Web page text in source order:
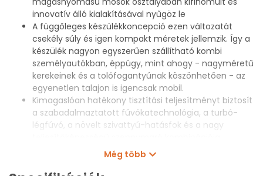
innovatív álló kialakításával nyűgöz le
A függőleges készülékkoncepció ezen változatát
csekély súly és igen kompakt méretek jellemzik. Így a
készülék nagyon egyszerűen szállítható kombi
személyautókban, éppúgy, mint ahogy - nagyméretű
kerekeinek és a tolófogantyúnak köszönhetően - az
egyenetlen talajon is igencsak mobil.
Kimagaslóan hatékony tisztítási teljesítményt biztosít
a szabadalmaztatott fúvókatechnológia, a turbó-
légfúvó, a növelt szivattyú-hatásfok és a nagy
Kényelmes munkavégzést tesz lehetővé
az EASY!Force magasnyomású pisztoly, amely a
Még több